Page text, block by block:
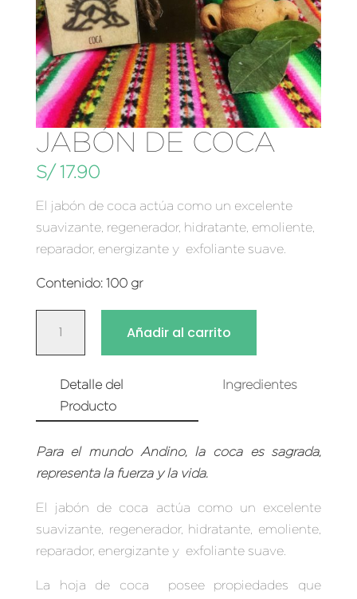
JABÓN DE COCA
S/17.90
El jabón de coca actúa como un excelente
suavizante, regenerador, hidratante, emoliente,
reparador, energizante y exfoliante suave.
Contenido: 100 gr
CANTIDAD
Añadir al carrito
Detalle del
Producto
Ingredientes
Para el mundo Andino, la coca es sagrada,
representa la fuerza y la vida.
El jabón de coca actúa como un excelente
suavizante, regenerador, hidratante, emoliente,
reparador, energizante y exfoliante suave.
La hoja de coca posee propiedades que